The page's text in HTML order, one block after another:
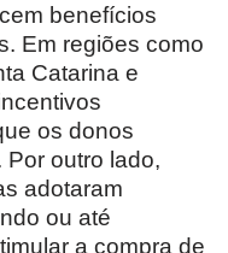
benefícios
Em regiões como
Catarina e
os donos
Por outro lado,
adotaram
ou até
a compra de